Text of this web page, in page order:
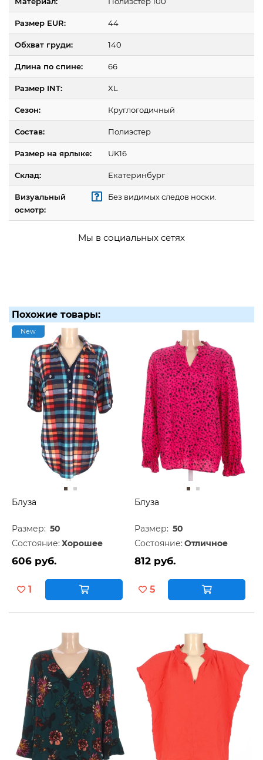
Размер EUR: 44
Обхват груди: 140
Длина по спине: 66
Размер INT: XL
Сезон: Круглогодичный
Состав: Полиэстер
Размер на ярлыке: UK16
Склад: Екатеринбург
Визуальный
осмотр:
Без видимых следов носки.
Мы в социальных сетях
Похожие товары:
New
Блуза
Размер: 50
Состояние: Хорошее
606 руб.
1
Блуза
Размер: 50
Состояние: Отличное
812 руб.
5